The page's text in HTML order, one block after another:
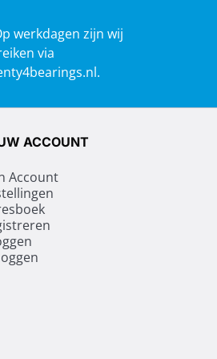
werkdagen zijn wij
via
.
ACCOUNT
Account